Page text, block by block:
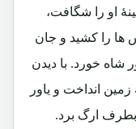
او را شگافت،
ها را کشید و جان
شاه خورد. با دیدن
زمین انداخت و یاور
بطرف ارگ برد.